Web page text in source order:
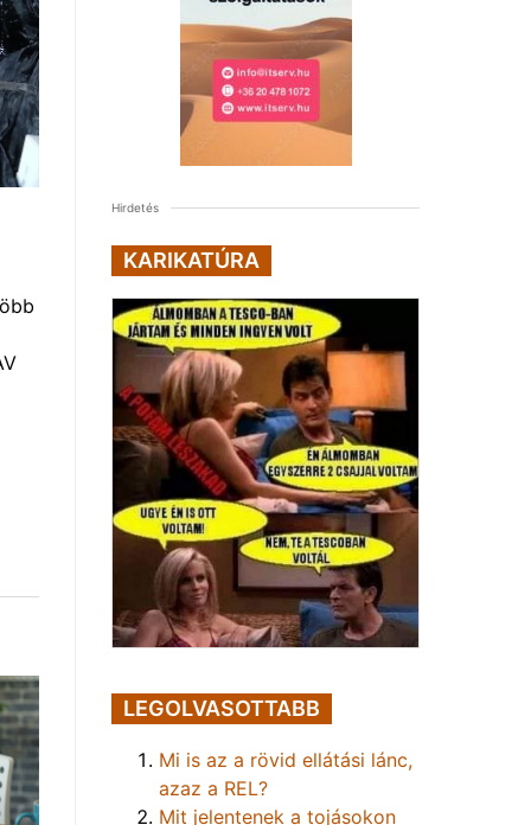
Hirdetés
KARIKATÚRA
LEGOLVASOTTABB
Mi is az a rövid ellátási lánc,
azaz a REL?
Mit jelentenek a tojásokon